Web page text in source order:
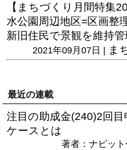
【まちづくり月間特集
水公園周辺地区=区画整
新旧住民で景観を維持管
2021年09月07日 | ま
最近の連載
注目の助成金(240)2回
ケースとは
著者：ナビッ